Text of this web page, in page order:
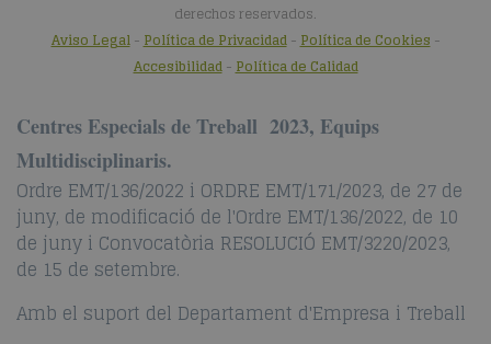
derechos reservados.
Aviso Legal- Política de Privacidad- Política de Cookies -
Accesibilidad- Política de Calidad
Centres Especials de Treball 2023, Equips
Multidisciplinaris.
Ordre EMT/136/2022 i ORDRE EMT/171/2023, de 27 de
juny, de modificació de l'Ordre EMT/136/2022, de 10
de juny i Convocatòria RESOLUCIÓ EMT/3220/2023,
de 15 de setembre.
Amb el suport del Departament d'Empresa i Treball